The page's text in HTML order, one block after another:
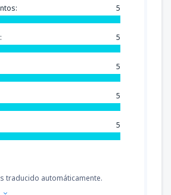
5
5
5
5
5
traducido automáticamente.